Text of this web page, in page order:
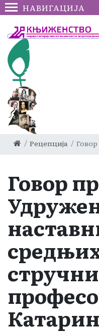
НАВИГАЦИЈА
Рецепција
Говор